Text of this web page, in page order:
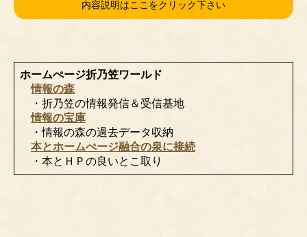
内容説明はここをクリック下さい
ホームぺージ折乃笠ワールド
情報の森
・折乃笠の情報発信＆受信基地
情報の宝庫
・情報の森の過去データ収納
本とホームぺージ融合の泉に接続
・本とＨＰの良いとこ取り